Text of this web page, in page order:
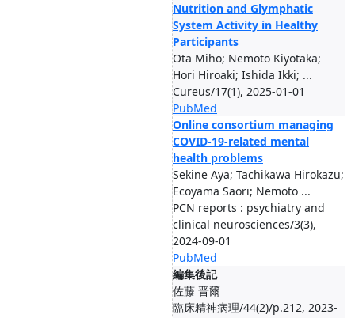
Nutrition and Glymphatic
System Activity in Healthy
Participants
Ota Miho; Nemoto Kiyotaka;
Hori Hiroaki; Ishida Ikki; ...
Cureus/17(1), 2025-01-01
PubMed
Online consortium managing
COVID-19-related mental
health problems
Sekine Aya; Tachikawa Hirokazu;
Ecoyama Saori; Nemoto ...
PCN reports : psychiatry and
clinical neurosciences/3(3),
2024-09-01
PubMed
編集後記
佐藤 晋爾
臨床精神病理/44(2)/p.212, 2023-